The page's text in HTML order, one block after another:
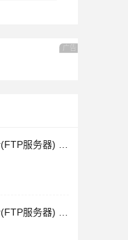
广告 商业广告，理